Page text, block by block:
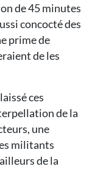
de 45 minutes
concocté des
prime de
de les
ces
de la
une
militants
de la